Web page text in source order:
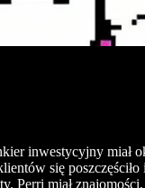
inwestycyjny miał
się
Perri miał